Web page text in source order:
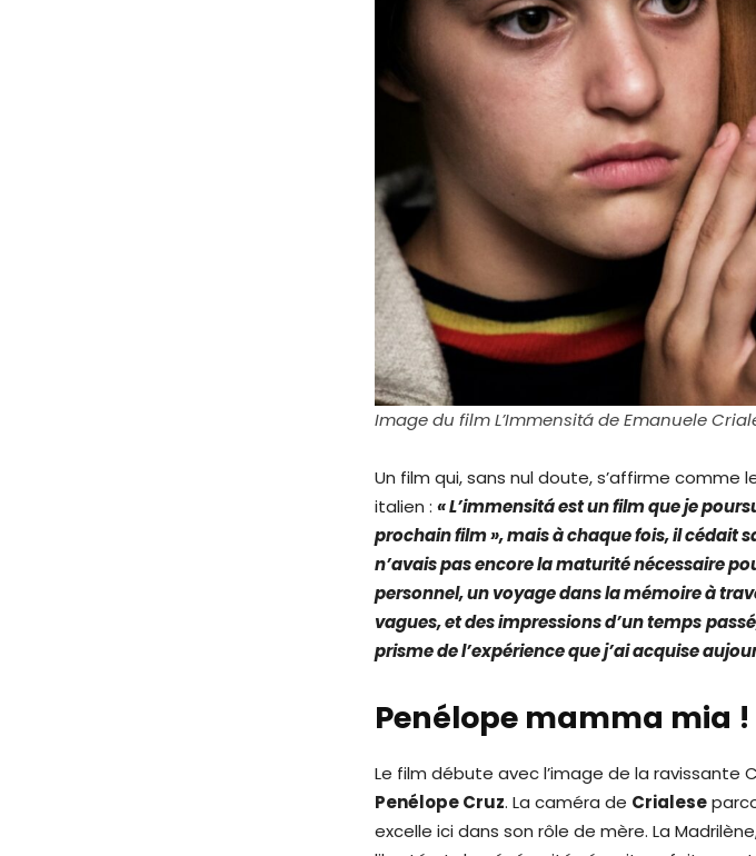
Image du film L’Immensitá de Emanuele
Un film qui, sans nul doute, s’affirme comme
italien : « L’immensitá est un film que je
prochain film », mais à chaque fois, il cédait
n’avais pas encore la maturité nécessaire
personnel, un voyage dans la mémoire à
vagues, et des impressions d’un temps
prisme de l’expérience que j’ai acquise
Penélope mamma mia !
Le film débute avec l’image de la ravissante
Penélope Cruz. La caméra de Crialese
excelle ici dans son rôle de mère. La